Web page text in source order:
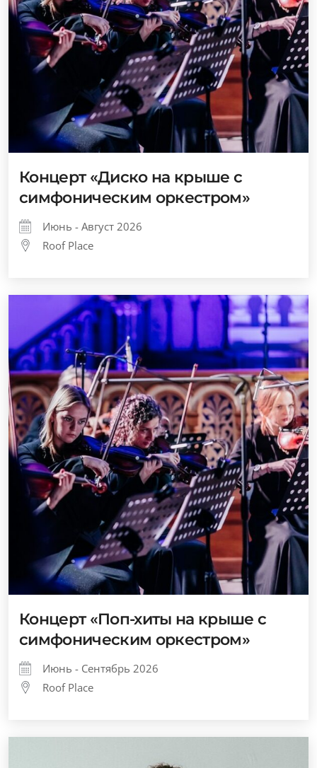
Концерт «Диско на крыше с
симфоническим оркестром»
Июнь - Август 2026
Roof Place
Концерт «Поп-хиты на крыше с
симфоническим оркестром»
Июнь - Сентябрь 2026
Roof Place